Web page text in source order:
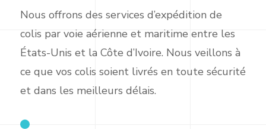
Nous offrons des services d’expédition de
colis par voie aérienne et maritime entre les
États-Unis et la Côte d’Ivoire. Nous veillons à
ce que vos colis soient livrés en toute sécurité
et dans les meilleurs délais.